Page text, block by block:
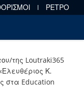
ΡΕΤΡΟ
της Loutraki365
Κ.
στα Education